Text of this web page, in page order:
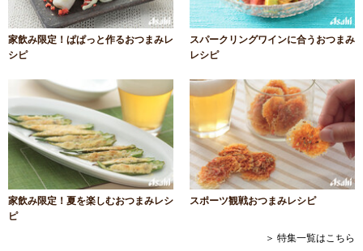
家飲み限定！ぱぱっと作るおつまみレ
シピ
スパークリングワインに合うおつまみ
レシピ
家飲み限定！夏を楽しむおつまみレシ
ピ
スポーツ観戦おつまみレシピ
＞ 特集一覧はこちら